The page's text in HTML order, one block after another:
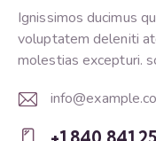
Ignissimos ducimus
voluptatem deleniti
molestias excepturi.
E-